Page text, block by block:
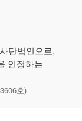
단법인으로,
인정하는
호)